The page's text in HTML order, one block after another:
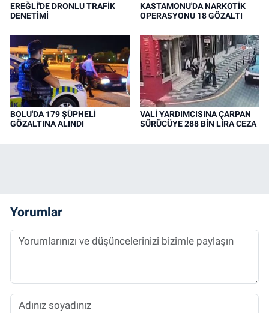
EREĞLİ'DE DRONLU TRAFİK
DENETİMİ
KASTAMONU'DA NARKOTİK
OPERASYONU 18 GÖZALTI
BOLU'DA 179 ŞÜPHELİ
GÖZALTINA ALINDI
VALİ YARDIMCISINA ÇARPAN
SÜRÜCÜYE 288 BİN LİRA CEZA
Yorumlar